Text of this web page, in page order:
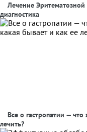
Лечение Эритематозной
диагностика
Все о гастропатии — что
лечить?